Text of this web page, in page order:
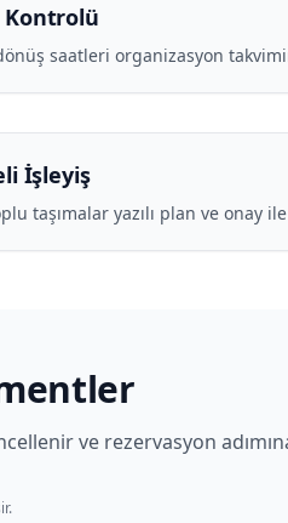
Kontrolü
dönüş saatleri organizasyon
İşleyiş
taşımalar yazılı plan ve onay
ve rezervasyon